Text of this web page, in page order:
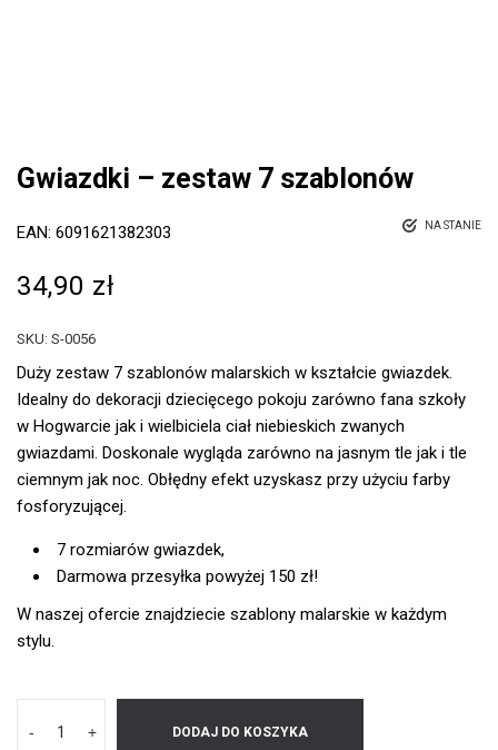
Gwiazdki – zestaw 7 szablonów
EAN: 6091621382303 NA STANIE
34,90 zł
SKU: S-0056
Duży zestaw 7 szablonów malarskich w kształcie gwiazdek.
Idealny do dekoracji dziecięcego pokoju zarówno fana szkoły
w Hogwarcie jak i wielbiciela ciał niebieskich zwanych
gwiazdami. Doskonale wygląda zarówno na jasnym tle jak i tle
ciemnym jak noc. Obłędny efekt uzyskasz przy użyciu farby
fosforyzującej.
7 rozmiarów gwiazdek,
Darmowa przesyłka powyżej 150 zł!
W naszej ofercie znajdziecie szablony malarskie w każdym
stylu.
- + DODAJ DO KOSZYKA